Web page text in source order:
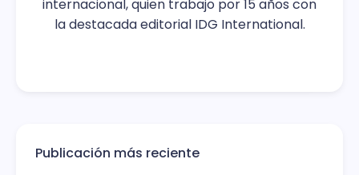
internacional, quien trabajo por 15 años con
la destacada editorial IDG International.
Publicación más reciente